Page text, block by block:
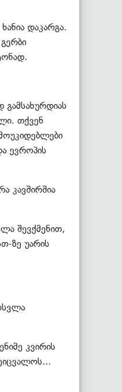
დაკარგა.
თქვენ
ევროპის
კავშირშია
შევქმენით,
ზე უარის
კვირის